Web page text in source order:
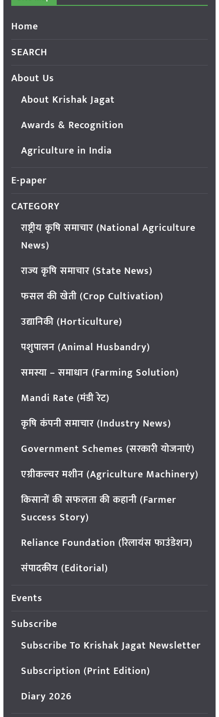
Home
SEARCH
About Us
About Krishak Jagat
Awards & Recognition
Agriculture in India
E-paper
CATEGORY
राष्ट्रीय कृषि समाचार (National Agriculture
News)
राज्य कृषि समाचार (State News)
फसल की खेती (Crop Cultivation)
उद्यानिकी (Horticulture)
पशुपालन (Animal Husbandry)
समस्या – समाधान (Farming Solution)
Mandi Rate (मंडी रेट)
कृषि कंपनी समाचार (Industry News)
Government Schemes (सरकारी योजनाएं)
एग्रीकल्चर मशीन (Agriculture Machinery)
किसानों की सफलता की कहानी (Farmer
Success Story)
Reliance Foundation (रिलायंस फाउंडेशन)
संपादकीय (Editorial)
Events
Subscribe
Subscribe To Krishak Jagat Newsletter
Subscription (Print Edition)
Diary 2026